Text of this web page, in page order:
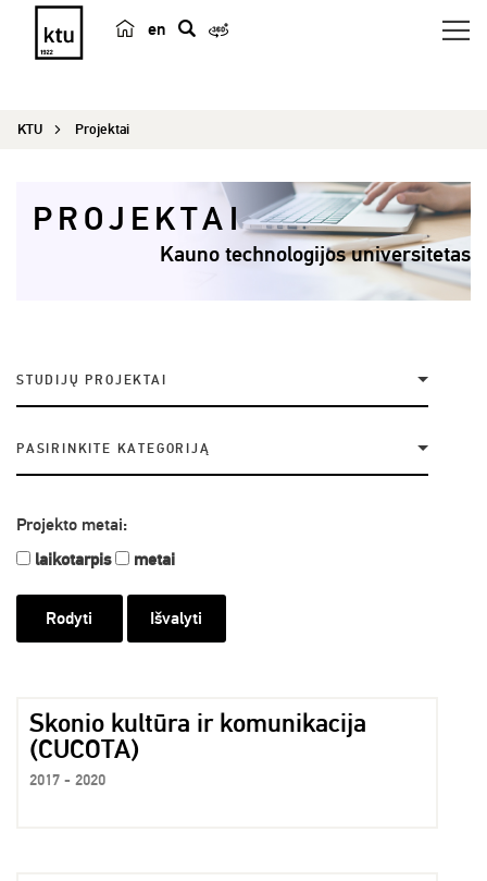
en
a
KTU Projektai
PROJEKTAI
Kauno technologijos universitetas
STUDIJŲ PROJEKTAI
PASIRINKITE KATEGORIJĄ
Projekto metai:
laikotarpis
metai
Išvalyti
Skonio kultūra ir komunikacija
(CUCOTA)
2017 - 2020